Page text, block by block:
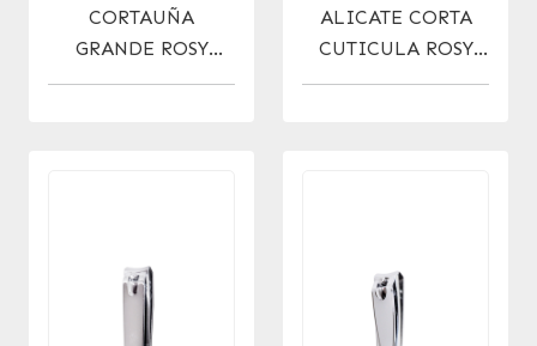
CORTAUÑA
GRANDE ROSY
GLOW
ALICATE CORTA
CUTICULA ROSY
GLOW